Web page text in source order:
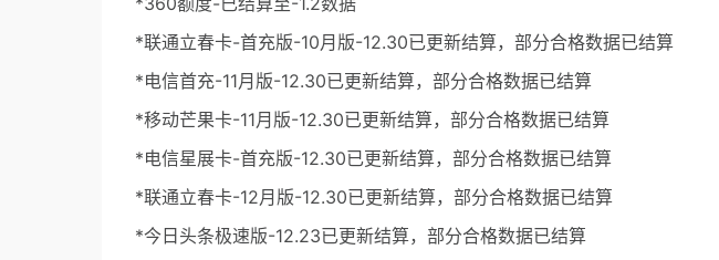
*联通立春卡-首充版-10月版-12.30已更新结算，部分合格数据已结算
*电信首充-11月版-12.30已更新结算，部分合格数据已结算
*移动芒果卡-11月版-12.30已更新结算，部分合格数据已结算
*电信星展卡-首充版-12.30已更新结算，部分合格数据已结算
*联通立春卡-12月版-12.30已更新结算，部分合格数据已结算
*今日头条极速版-12.23已更新结算，部分合格数据已结算